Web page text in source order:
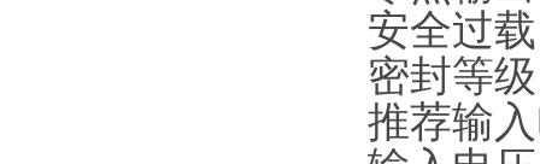
安全过
密封等
推荐输